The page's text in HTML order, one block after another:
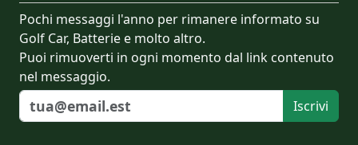
Pochi messaggi l'anno per rimanere informato su
Golf Car, Batterie e molto altro.
Puoi rimuoverti in ogni momento dal link contenuto
nel messaggio.